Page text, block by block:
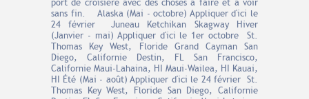
port de croisière avec des choses à faire et à voir
sans fin. Alaska (Mai - octobre) Appliquer d'ici le
24 février Juneau Ketchikan Skagway Hiver
(Janvier - mai) Appliquer d'ici le 1er octobre St.
Thomas Key West, Floride Grand Cayman San
Diego, Californie Destin, FL San Francisco,
Californie Maui-Lahaina, HI Maui-Wailea, HI Kauai,
HI Été (Mai - août) Appliquer d'ici le 24 février St.
Thomas Key West, Floride San Diego, Californie